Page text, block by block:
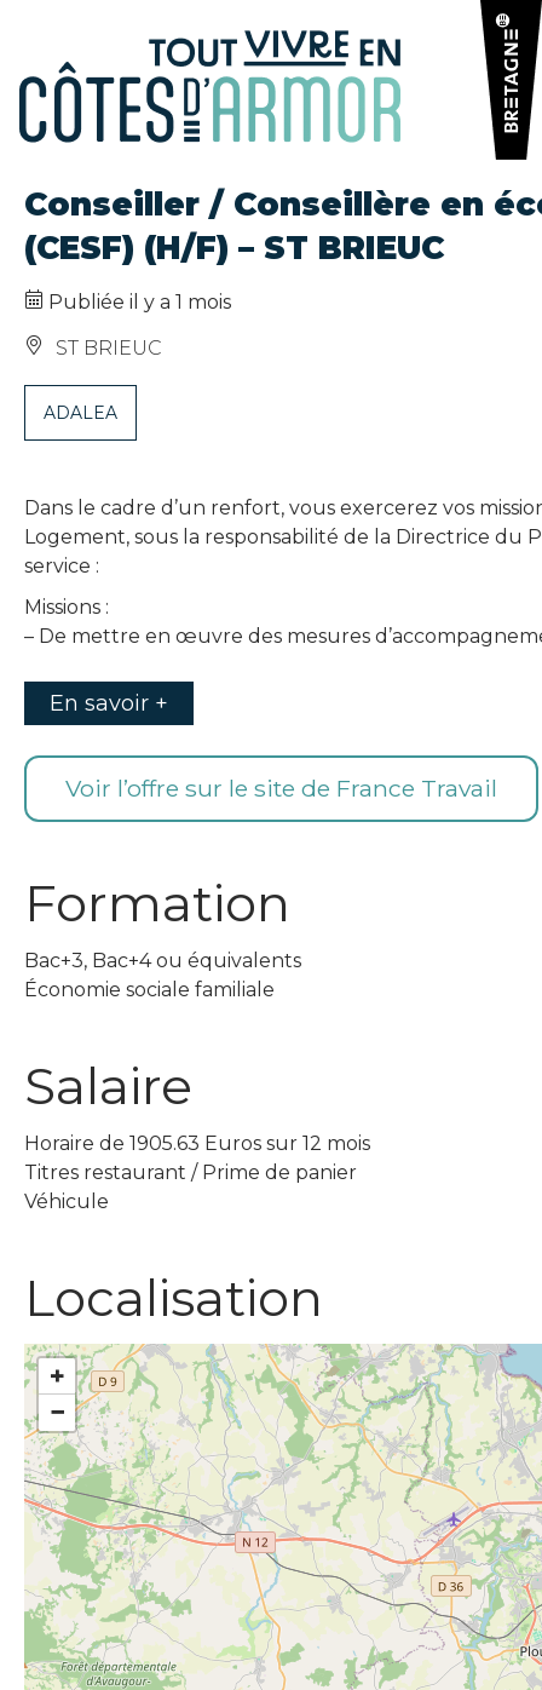
Conseiller / Conseillère en
(CESF) (H/F) – ST BRIEUC
Publiée il y a 1 mois
ST BRIEUC
ADALEA
Dans le cadre d’un renfort, vous exercerez vos
Logement, sous la responsabilité de la Directrice
service :
Missions :
– De mettre en œuvre des mesures
En savoir +
Voir l’offre sur le site de France Travail
Formation
Bac+3, Bac+4 ou équivalents
Économie sociale familiale
Salaire
Horaire de 1905.63 Euros sur 12 mois
Titres restaurant / Prime de panier
Véhicule
Localisation
+
−